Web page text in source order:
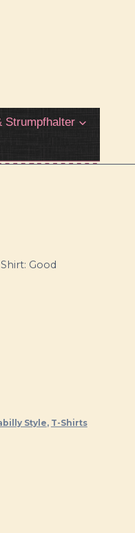
Strumpfhalter
Good
Style, T-Shirts